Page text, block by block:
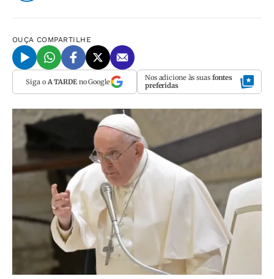
OUÇA COMPARTILHE
Siga o A TARDEno Google Nos adicione às suas fontes
preferidas